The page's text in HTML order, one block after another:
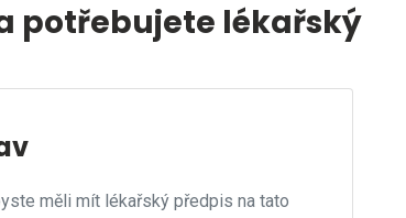
potřebujete lékařský
měli mít lékařský předpis na tato